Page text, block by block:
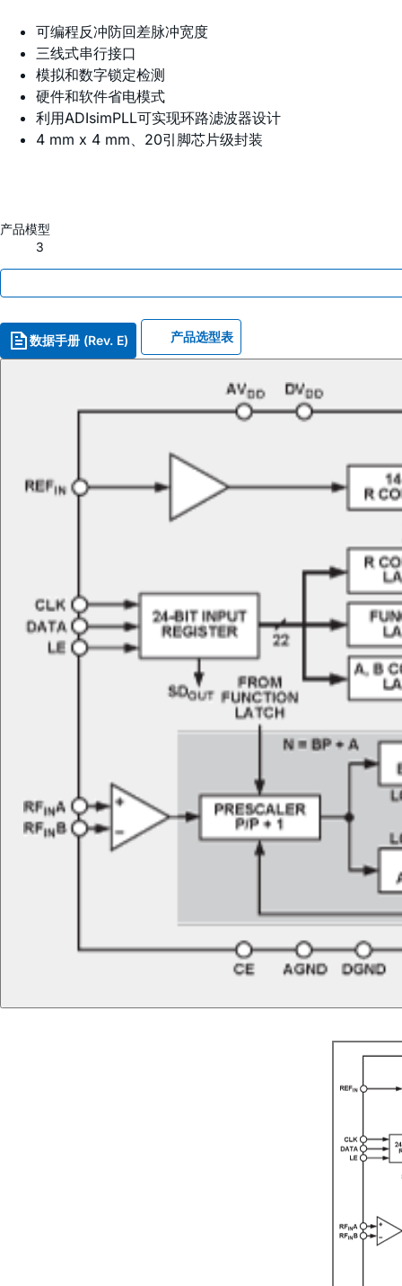
可编程反冲防回差脉冲宽度
三线式串行接口
模拟和数字锁定检测
硬件和软件省电模式
利用ADIsimPLL可实现环路滤波器设计
4 mm x 4 mm、20引脚芯片级封装
产品模型
3
数据手册 (Rev. E) 产品选型表